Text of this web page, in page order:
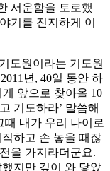
서운함을 토로했
기를 진지하게 이
도원이라는 기도원
년, 40일 동안 하
앞으로 찾아올 10
기도하라’ 말씀해
내가 우리 나이로
하고 손 놓을 때잖
을 가지라더군요.
지만 깊이 와 닿았